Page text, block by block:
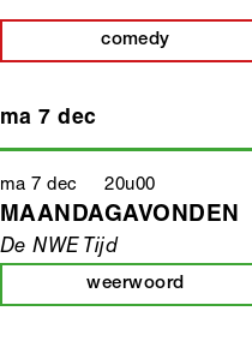
comedy
ma 7 dec
ma 7 dec 20u00
MAANDAGAVONDEN
De NWE Tijd
weerwoord